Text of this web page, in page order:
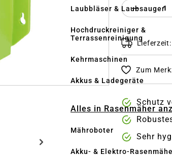
Laubbläser & Laubsauger
Hochdruckreiniger &
Terrassenreinigung
Kehrmaschinen
Akkus & Ladegeräte
Alles in Rasenmäher
Mähroboter
Akku- & Elektro-
Produkt
Lieferzeit:
Zum
Schutz
Sehr